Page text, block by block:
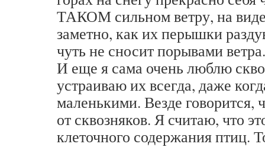
ТАКОМ сильном ветру, на
заметно, как их перышки
чуть не сносит порывами ветра.
И еще я сама очень люблю
устраиваю их всегда, даже
маленькими. Везде говорится,
от сквозняков. Я считаю, что
клеточного содержания птиц.